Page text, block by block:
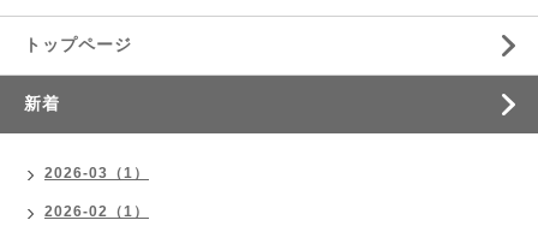
トップページ
新着
2026-03（1）
2026-02（1）